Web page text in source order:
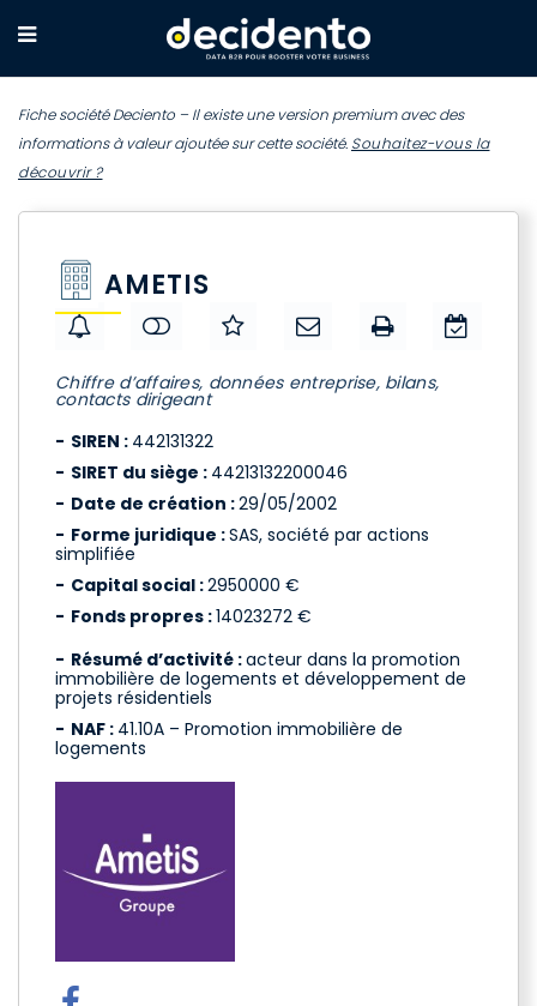
Fiche société Deciento – Il existe une version premium avec des
informations à valeur ajoutée sur cette société. Souhaitez-vous la
découvrir ?
AMETIS
Chiffre d’affaires, données entreprise, bilans,
contacts dirigeant
SIREN : 442131322
SIRET du siège : 44213132200046
Date de création :29/05/2002
Forme juridique :SAS, société par actions
simplifiée
Capital social :2950000 €
Fonds propres :14023272 €
Résumé d’activité :acteur dans la promotion
immobilière de logements et développement de
projets résidentiels
NAF : 41.10A – Promotion immobilière de
logements